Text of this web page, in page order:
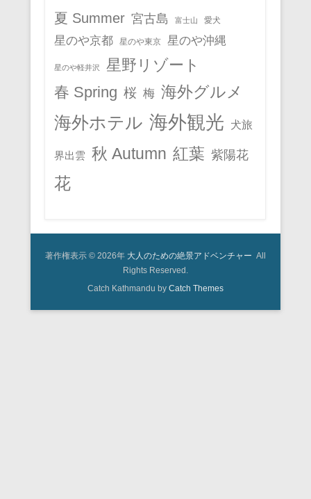
夏 Summer 宮古島 富士山 愛犬
星のや京都 星のや東京 星のや沖縄
星のや軽井沢
星野リゾート
春 Spring 桜 梅 海外グルメ
海外ホテル 海外観光 犬旅
界出雲 秋 Autumn 紅葉 紫陽花
花
著作権表示 © 2026年 大人のための絶景アドベンチャー All
Rights Reserved.
Catch Kathmandu by Catch Themes